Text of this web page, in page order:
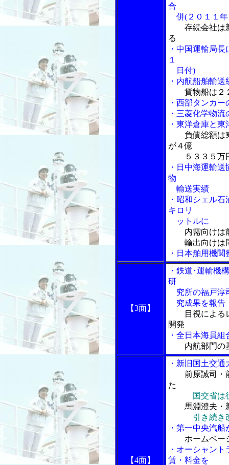
合
併(２０１１年
存続会社は
る
・中国運輸局
１
日付)
・内航船舶輸送
貨物船は２
・西部タンカ
・三菱化学物
・東洋倉庫と
負債総額は
が４億
５３３５万
・日中海運輸
物
輸送実績
・昭和シェル
キロリ
ットルに
内需向けは
輸出向けは同
・日本舶用機
【3面】
・鉄道･運輸機
研
究所の福戸淳
究成果を報告
目視による
開発
・全日本海員
内航部門の
【4面】
・新旧国土交
前原誠司・
た
国交省は
馬淵澄夫・新
引き続き
・第一中央汽
ホームペー
・オーシャン
賃・料金を